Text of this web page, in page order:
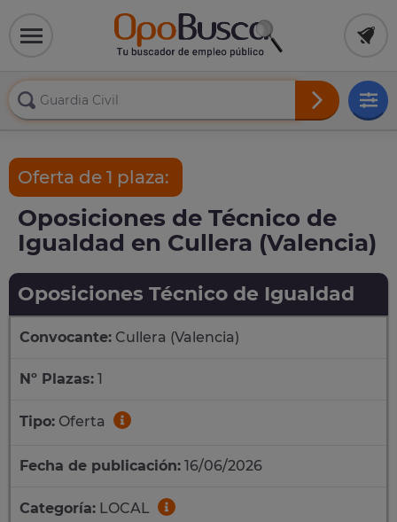
Oferta de 1 plaza:
Oposiciones de Técnico de
Igualdad en Cullera (Valencia)
Oposiciones Técnico de Igualdad
Convocante: Cullera (Valencia)
Nº Plazas: 1
Tipo: Oferta
Fecha de publicación: 16/06/2026
Categoría: LOCAL